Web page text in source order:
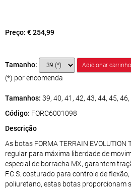
Preço: € 254,99
Tamanho:
(*) por encomenda
Tamanhos: 39, 40, 41, 42, 43, 44, 45, 46,
Código: FORC6001098
Descrição
As botas FORMA TERRAIN
regular para máxima liberdade de
especial de borracha MX, garantem
F.C.S. costurado para controle de
poliuretano, estas botas proporcionam